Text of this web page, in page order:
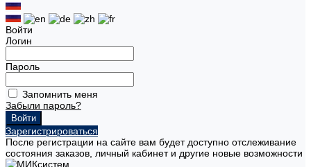
Войти
Логин
Пароль
Запомнить меня
Забыли пароль?
Зарегистрироваться
После регистрации на сайте вам будет доступно отслеживание
состояния заказов, личный кабинет и другие новые возможности